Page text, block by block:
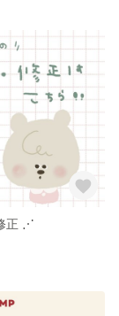
正 ⋰